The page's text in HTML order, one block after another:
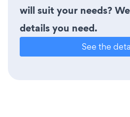
will suit your needs?
details you need.
See the